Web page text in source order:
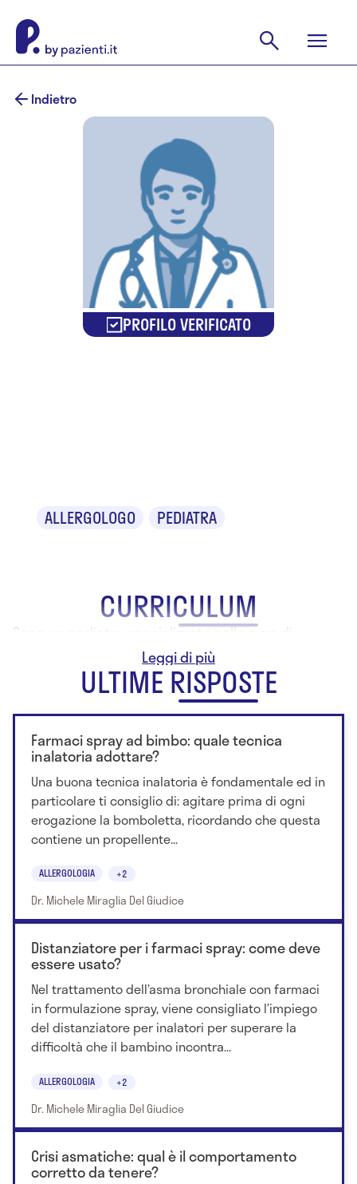
Indietro
PROFILO VERIFICATO
ALLERGOLOGO PEDIATRA
CURRICULUM
Sono un pediatra specializzato nella cura di
ULTIME RISPOSTE
Farmaci spray ad bimbo: quale tecnica
inalatoria adottare?
Una buona tecnica inalatoria è fondamentale ed in
particolare ti consiglio di: agitare prima di ogni
erogazione la bomboletta, ricordando che questa
contiene un propellente...
ALLERGOLOGIA +2
Dr. Michele Miraglia Del Giudice
Distanziatore per i farmaci spray: come deve
essere usato?
Nel trattamento dell’asma bronchiale con farmaci
in formulazione spray, viene consigliato l’impiego
del distanziatore per inalatori per superare la
difficoltà che il bambino incontra...
ALLERGOLOGIA +2
Dr. Michele Miraglia Del Giudice
Crisi asmatiche: qual è il comportamento
corretto da tenere?